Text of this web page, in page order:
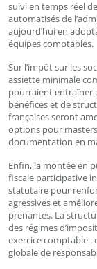
suivi en temps réel
automatisés de
aujourd’hui en
équipes comptables.
Sur l’impôt sur les
assiette minimale
pourraient entraîner
bénéfices et de
françaises seront
options pour
documentation en
Enfin, la montée en
fiscale participative
statutaire pour
agressives et
prenantes. La
des régimes
exercice comptable :
globale de